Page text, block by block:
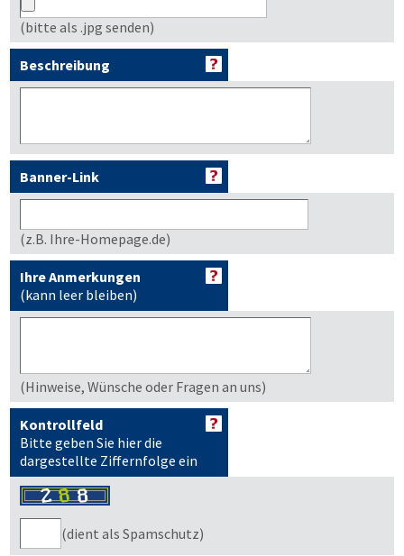
(bitte als .jpg senden)
Beschreibung
Banner-Link
(z.B. Ihre-Homepage.de)
Ihre Anmerkungen
(kann leer bleiben)
(Hinweise, Wünsche oder Fragen an uns)
Kontrollfeld
Bitte geben Sie hier die
dargestellte Ziffernfolge ein
(dient als Spamschutz)